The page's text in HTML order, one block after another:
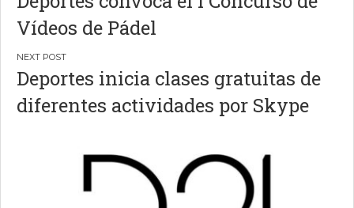
de
entradas
Vídeos de Pádel
Deportes inicia clases gratuitas de
diferentes actividades por Skype